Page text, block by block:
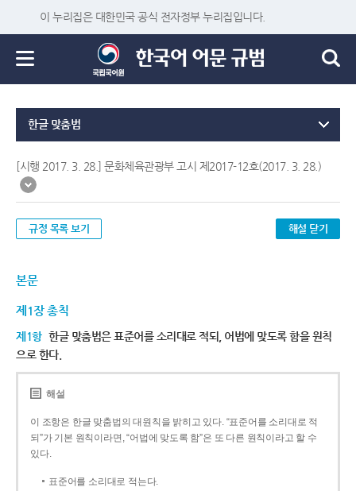
이 누리집은 대한민국 공식 전자정부 누리집입니다.
한글 맞춤법
[시행 2017. 3. 28.] 문화체육관광부 고시 제2017-12호(2017. 3. 28.)
규정 목록 보기 해설 닫기
본문
제1장 총칙
제1항 한글 맞춤법은 표준어를 소리대로 적되, 어법에 맞도록 함을 원칙
으로 한다.
해설
이 조항은 한글 맞춤법의 대원칙을 밝히고 있다. “표준어를 소리대로 적
되”가 기본 원칙이라면, “어법에 맞도록 함”은 또 다른 원칙이라고 할 수
있다.
표준어를 소리대로 적는다.